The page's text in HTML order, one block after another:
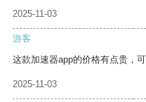
2025-11-03
游客
这款加速器app的价格有点贵，
2025-11-03